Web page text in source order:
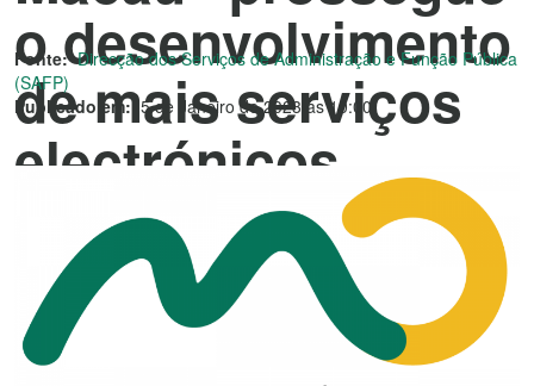
o desenvolvimento
de mais serviços
electrónicos
Tratamento dos
serviços online
proporciona mais
Fonte: Direcção dos Serviços de Administração e Função Pública
(SAFP)
Publicado em: 5 de Janeiro de 2023 às 10:00